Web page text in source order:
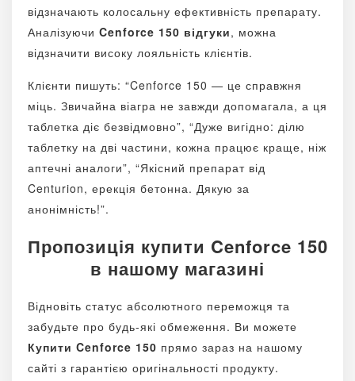
відзначають колосальну ефективність препарату.
Аналізуючи Cenforce 150 відгуки, можна
відзначити високу лояльність клієнтів.
Клієнти пишуть: “Cenforce 150 — це справжня
міць. Звичайна віагра не завжди допомагала, а ця
таблетка діє безвідмовно”, “Дуже вигідно: ділю
таблетку на дві частини, кожна працює краще, ніж
аптечні аналоги”, “Якісний препарат від
Centurion, ерекція бетонна. Дякую за
анонімність!”.
Пропозиція купити Cenforce 150
в нашому магазині
Відновіть статус абсолютного переможця та
забудьте про будь-які обмеження. Ви можете
Купити Cenforce 150 прямо зараз на нашому
сайті з гарантією оригінальності продукту.